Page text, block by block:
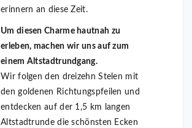
erinnern an diese Zeit.
Um diesen Charme hautnah zu
erleben, machen wir uns auf zum
einem Altstadtrundgang.
Wir folgen den dreizehn Stelen mit
den goldenen Richtungspfeilen und
entdecken auf der 1,5 km langen
Altstadtrunde die schönsten Ecken